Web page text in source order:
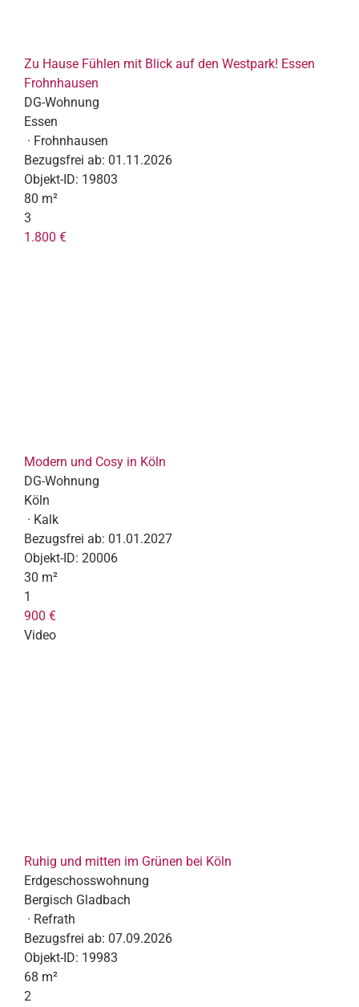
Zu Hause Fühlen mit Blick auf den Westpark! Essen
Frohnhausen
DG-Wohnung
Essen
· Frohnhausen
Bezugsfrei ab: 01.11.2026
Objekt-ID: 19803
80 m²
3
1.800 €
Modern und Cosy in Köln
DG-Wohnung
Köln
· Kalk
Bezugsfrei ab: 01.01.2027
Objekt-ID: 20006
30 m²
1
900 €
Video
Ruhig und mitten im Grünen bei Köln
Erdgeschosswohnung
Bergisch Gladbach
· Refrath
Bezugsfrei ab: 07.09.2026
Objekt-ID: 19983
68 m²
2